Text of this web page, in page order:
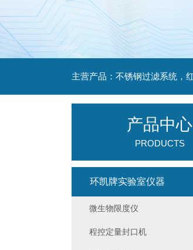
产品中心
PRODUCTS
环凯牌实验室仪器
微生物限度仪
程控定量封口机